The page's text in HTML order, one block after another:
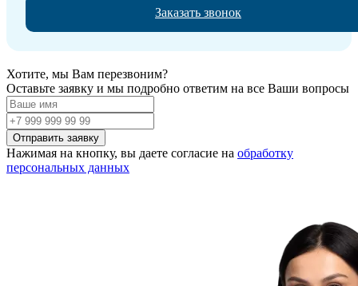
Заказать звонок
Хотите, мы Вам перезвоним?
Оставьте заявку и мы подробно ответим на все Ваши вопросы
Нажимая на кнопку, вы даете согласие на обработку
персональных данных